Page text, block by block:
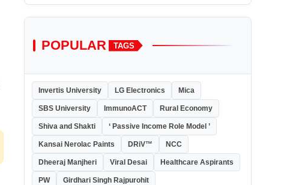
POPULAR TAGS
Invertis University LG Electronics Mica
SBS University ImmunoACT Rural Economy
Shiva and Shakti ‘ Passive Income Role Model ’
Kansai Nerolac Paints DRiV™ NCC
Dheeraj Manjheri Viral Desai Healthcare Aspirants
PW Girdhari Singh Rajpurohit